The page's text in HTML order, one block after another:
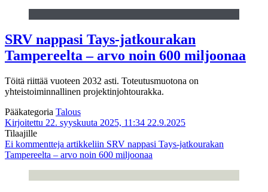
SRV nappasi Tays-jatkourakan
Tampereelta – arvo noin 600 miljoonaa
Töitä riittää vuoteen 2032 asti. Toteutusmuotona on
yhteistoiminnallinen projektinjohtourakka.
Pääkategoria Talous
Kirjoitettu 22. syyskuuta 2025, 11:34 22.9.2025
Tilaajille
Ei kommentteja artikkeliin SRV nappasi Tays-jatkourakan
Tampereelta – arvo noin 600 miljoonaa